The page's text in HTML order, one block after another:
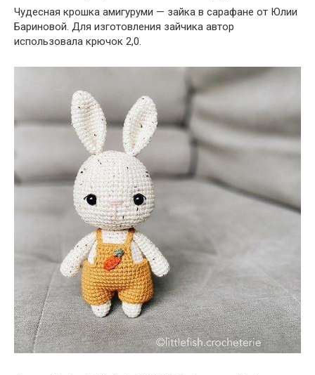
Чудесная крошка амигуруми — зайка в сарафане от Юлии
Бариновой. Для изготовления зайчика автор
использовала крючок 2,0.